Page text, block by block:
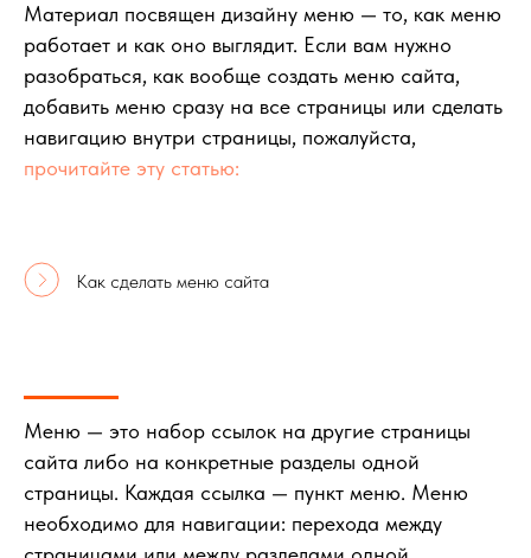
Материал посвящен дизайну меню — то, как меню
работает и как оно выглядит. Если вам нужно
разобраться, как вообще создать меню сайта,
добавить меню сразу на все страницы или сделать
навигацию внутри страницы, пожалуйста,
прочитайте эту статью:
Как сделать меню сайта
Меню — это набор ссылок на другие страницы
сайта либо на конкретные разделы одной
страницы. Каждая ссылка — пункт меню. Меню
необходимо для навигации: перехода между